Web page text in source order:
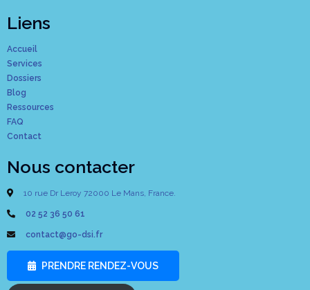
Liens
Accueil
Services
Dossiers
Blog
Ressources
FAQ
Contact
Nous contacter
10 rue Dr Leroy 72000 Le Mans, France.
02 52 36 50 61
contact@go-dsi.fr
PRENDRE RENDEZ-VOUS